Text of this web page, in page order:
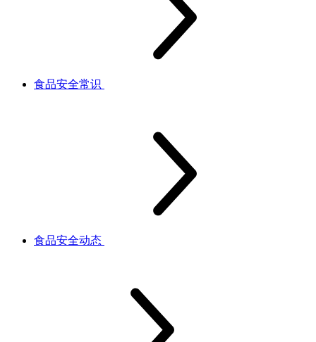
食品安全常识
食品安全动态